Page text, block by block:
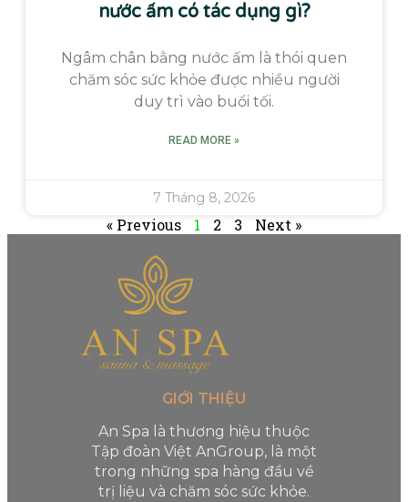
nước ấm có tác dụng gì?
Ngâm chân bằng nước ấm là thói quen
chăm sóc sức khỏe được nhiều người
duy trì vào buổi tối.
READ MORE »
7 Tháng 8, 2026
« Previous 1 2 3 Next »
GIỚI THIỆU
An Spa là thương hiệu thuộc
Tập đoàn Việt AnGroup, là một
trong những spa hàng đầu về
trị liệu và chăm sóc sức khỏe.